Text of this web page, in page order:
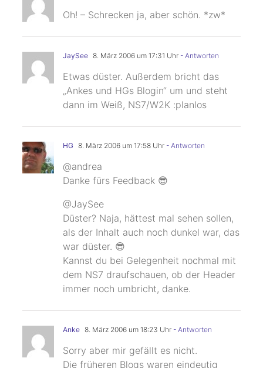
Oh! – Schrecken ja, aber schön. *zw*
JaySee 8. März 2006 um 17:31 Uhr- Antworten
Etwas düster. Außerdem bricht das
„Ankes und HGs Blogin“ um und steht
dann im Weiß, NS7/W2K :planlos
HG 8. März 2006 um 17:58 Uhr- Antworten
@andrea
Danke fürs Feedback 😎
@JaySee
Düster? Naja, hättest mal sehen sollen,
als der Inhalt auch noch dunkel war, das
war düster. 😎
Kannst du bei Gelegenheit nochmal mit
dem NS7 draufschauen, ob der Header
immer noch umbricht, danke.
Anke 8. März 2006 um 18:23 Uhr- Antworten
Sorry aber mir gefällt es nicht.
Die früheren Blogs waren eindeutig